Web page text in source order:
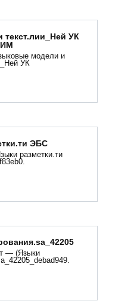
УК
ИМ
модели и
УК
ЭБС
разметки.ти​
— (Языки